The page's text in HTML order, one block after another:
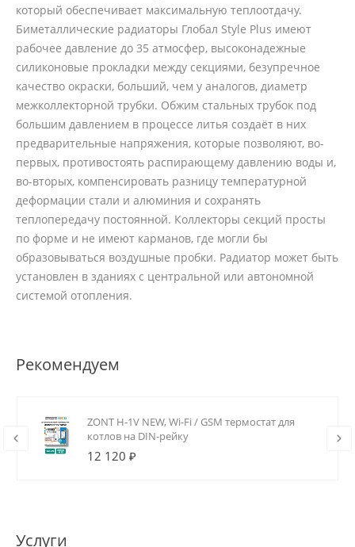
который обеспечивает максимальную теплоотдачу.
Биметаллические радиаторы Глобал Style Plus имеют
рабочее давление до 35 атмосфер, высоконадежные
силиконовые прокладки между секциями, безупречное
качество окраски, больший, чем у аналогов, диаметр
межколлекторной трубки. Обжим стальных трубок под
большим давлением в процессе литья создаёт в них
предварительные напряжения, которые позволяют, во-
первых, противостоять распирающему давлению воды и,
во-вторых, компенсировать разницу температурной
деформации стали и алюминия и сохранять
теплопередачу постоянной. Коллекторы секций просты
по форме и не имеют карманов, где могли бы
образовываться воздушные пробки. Радиатор может быть
установлен в зданиях с центральной или автономной
системой отопления.
Рекомендуем
ZONT H-1V NEW, Wi-Fi / GSM термостат для
котлов на DIN-рейку
12 120 ₽
Услуги